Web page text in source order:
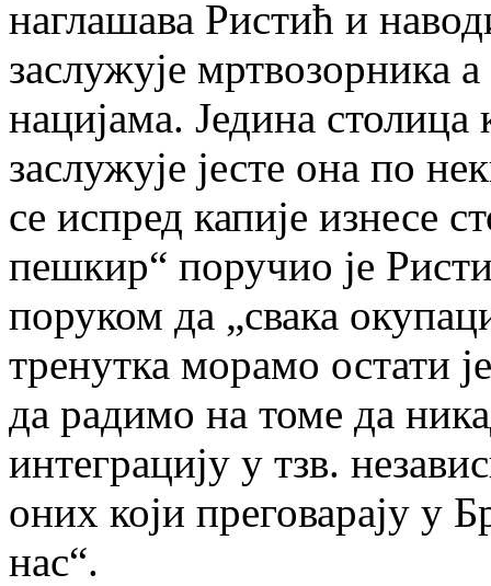
наглашава Ристић и
заслужује мртвозорника
нацијама. Једина столица
заслужује јесте она по
се испред капије изнесе
пешкир“ поручио је
поруком да „свака
тренутка морамо остати
да радимо на томе да
интеграцију у тзв.
оних који преговарају у
нас“.